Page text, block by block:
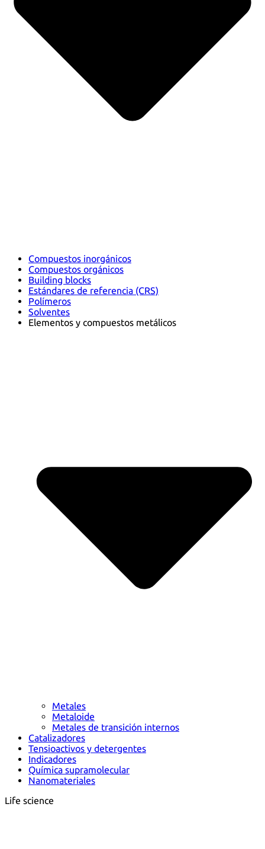
Compuestos inorgánicos
Compuestos orgánicos
Building blocks
Estándares de referencia (CRS)
Polímeros
Solventes
Elementos y compuestos metálicos
Metales
Metaloide
Metales de transición internos
Catalizadores
Tensioactivos y detergentes
Indicadores
Química supramolecular
Nanomateriales
Life science